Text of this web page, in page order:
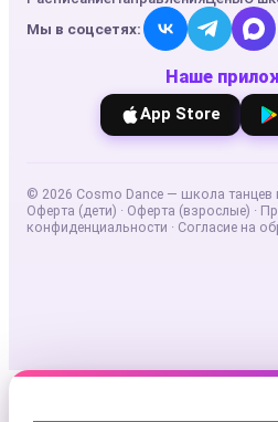
Мы в соцсетях:
Наше
App Store
© 2026 Cosmo Dance — школа танцев
Оферта (дети) · Оферта (взрослые) ·
конфиденциальности · Согласие на